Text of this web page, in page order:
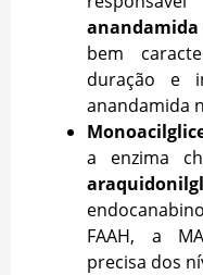
anandamida
bem
duração e
anandamida
a enzima
FAAH, a
precisa dos